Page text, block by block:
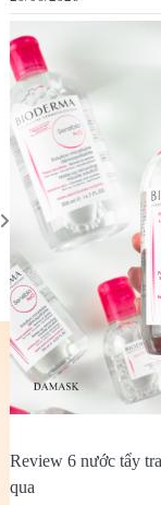
Review 6 nước tẩy
qua